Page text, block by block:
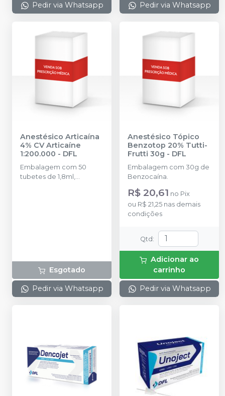
Pedir via Whatsapp Pedir via Whatsapp
Anestésico Articaína
4% CV Articaíne
1:200.000 - DFL
Embalagem com 50
tubetes de 1,8ml,
Esgotado
Pedir via Whatsapp
Anestésico Tópico
Benzotop 20% Tutti-
Frutti 30g - DFL
Embalagem com 30g de
Benzocaína.
R$ 20,61 no Pix
ou R$ 21,25 nas demais
condições
Qtd :
Adicionar ao
carrinho
Pedir via Whatsapp